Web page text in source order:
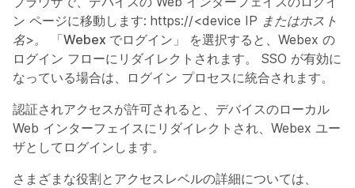
ン ページに移動します: https://<device IP またはホスト
名>。
「Webex でログイン」
を選択すると、Webex の
ログイン フローにリダイレクトされます。 SSO が有効に
なっている場合は、ログイン プロセスに統合されます。
認証されアクセスが許可されると、デバイスのローカル
Web インターフェイスにリダイレクトされ、Webex ユー
ザとしてログインします。
さまざまな役割とアクセスレベルの詳細については、